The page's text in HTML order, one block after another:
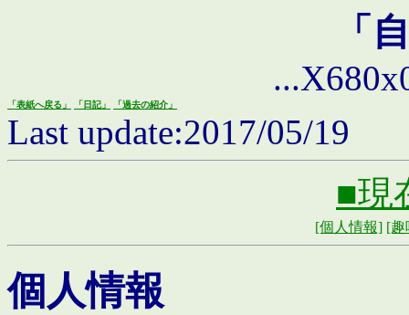
「
「表紙へ戻る」 「日記」 「過去の紹介」
Last update:2017/05/19
■現
[個人情報] [趣
個人情報